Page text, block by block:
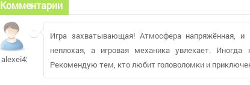
Комментарии
alexei421
Игра захватывающая! Атмосфера напряжённая,
неплохая, а игровая механика увлекает.
Рекомендую тем, кто любит головоломки и